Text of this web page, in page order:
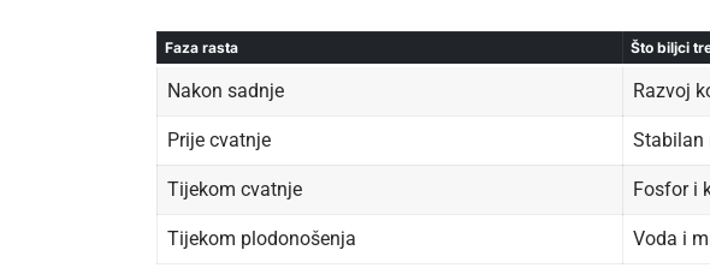
Faza rasta Što biljci
Nakon sadnje Razvoj
Prije cvatnje Stabilan
Tijekom cvatnje Fosfor i
Tijekom plodonošenja Voda i